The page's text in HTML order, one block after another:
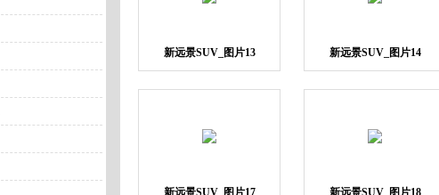
新远景SUV_图片13 新远景SUV_图片14
新远景SUV_图片17 新远景SUV_图片18